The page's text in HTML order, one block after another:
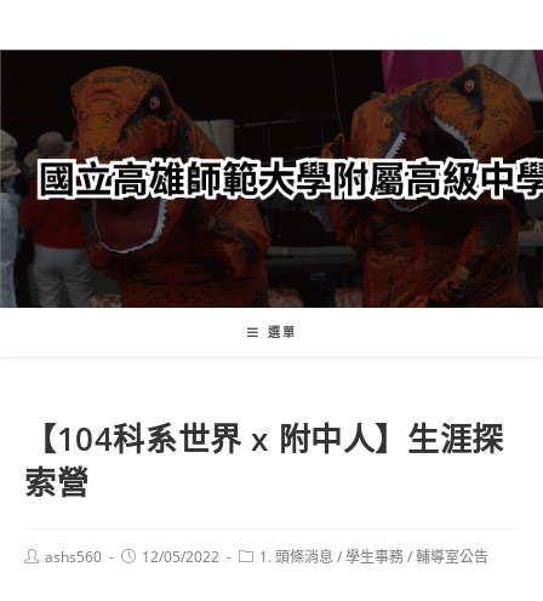
轉
要
內
容
選單
【104科系世界 x 附中人】生涯探
索營
Postashs560
Post12/05/2022
Post1. 頭條消息 /學生事務/輔導室公告